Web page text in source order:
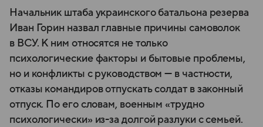
Начальник штаба украинского батальона резерва
Иван Горин назвал главные причины самоволок
в ВСУ. К ним относятся не только
психологические факторы и бытовые проблемы,
но и конфликты с руководством — в частности,
отказы командиров отпускать солдат в законный
отпуск. По его словам, военным «трудно
психологически» из-за долгой разлуки с семьей.